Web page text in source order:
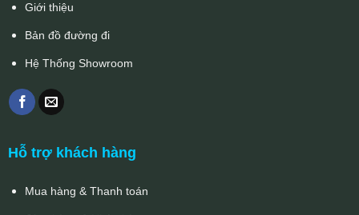
Giới thiệu
Bản đồ đường đi
Hệ Thống Showroom
Hỗ trợ khách hàng
Mua hàng & Thanh toán